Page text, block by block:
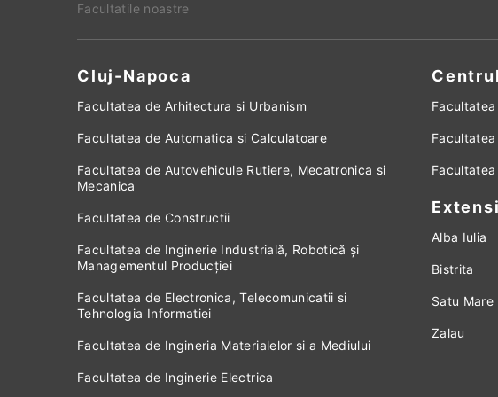
Facultatile noastre
Cluj-Napoca
Facultatea de Arhitectura si Urbanism
Facultatea de Automatica si Calculatoare
Facultatea de Autovehicule Rutiere, Mecatronica si
Mecanica
Facultatea de Constructii
Facultatea de Inginerie Industrială, Robotică și
Managementul Producției
Facultatea de Electronica, Telecomunicatii si
Tehnologia Informatiei
Facultatea de Ingineria Materialelor si a Mediului
Facultatea de Inginerie Electrica
Alba Iulia
Bistrita
Satu Mare
Zalau